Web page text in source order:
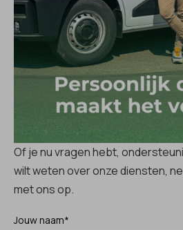
Of je nu vragen hebt,
wilt weten over onze diensten,
met ons op.
Jouw naam*